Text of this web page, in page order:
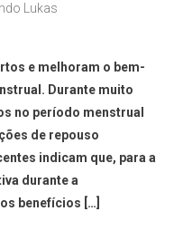
Lukas
e melhoram o bem-
Durante muito
no período menstrual
de repouso
indicam que, para a
durante a
benefícios […]